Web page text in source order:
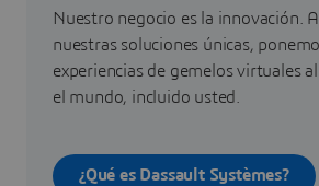
Nuestro negocio es la innovación.
nuestras soluciones únicas,
experiencias de gemelos virtuales
el mundo, incluido usted.
¿Qué es Dassault Systèmes?